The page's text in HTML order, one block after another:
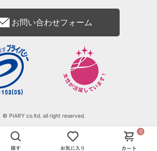
0
お問い合わせフォーム
© PIARY co.ltd. all right reserved.